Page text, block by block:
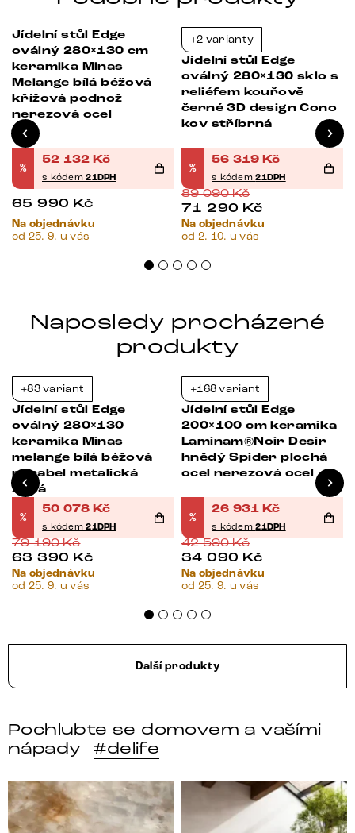
Jídelní stůl Edge
oválný 280×130 cm
keramika Minas
Melange bílá béžová
křížová podnož
nerezová ocel
%
52 132 Kč
s kódem21DPH
65 990 Kč
Na objednávku
od 25. 9. u vás
+2 varianty
Jídelní stůl Edge
oválný 280×130 sklo s
reliéfem kouřově
černé 3D design Cono
kov stříbrná
%
56 319 Kč
s kódem21DPH
89 090Kč
71 290 Kč
Na objednávku
od 2. 10. u vás
Naposledy procházené
produkty
+83 variant
Jídelní stůl Edge
oválný 280×130
keramika Minas
melange bílá béžová
parabel metalická
zlatá
%
50 078 Kč
s kódem21DPH
79 190Kč
63 390 Kč
Na objednávku
od 25. 9. u vás
+168 variant
Jídelní stůl Edge
200×100 cm keramika
Laminam®Noir Desir
hnědý Spider plochá
ocel nerezová ocel
%
26 931 Kč
s kódem21DPH
42 590Kč
34 090 Kč
Na objednávku
od 25. 9. u vás
Další produkty
Pochlubte se domovem a vašími
nápady
#delife
DELIFE – Nábytek, který promění dům v domov. Domo
Místo, kam se budeš těšit